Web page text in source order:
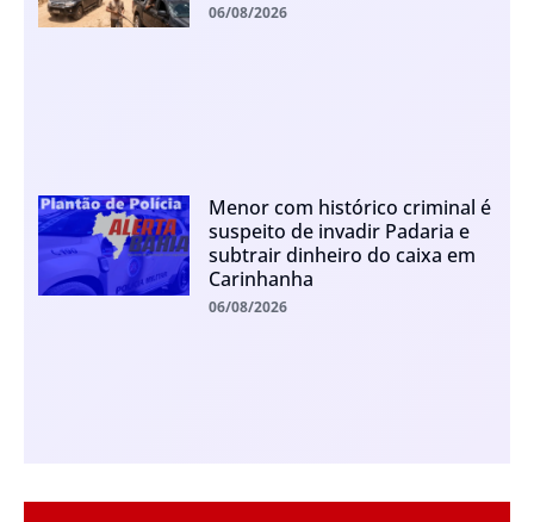
06/08/2026
Menor com histórico criminal é
suspeito de invadir Padaria e
subtrair dinheiro do caixa em
Carinhanha
06/08/2026